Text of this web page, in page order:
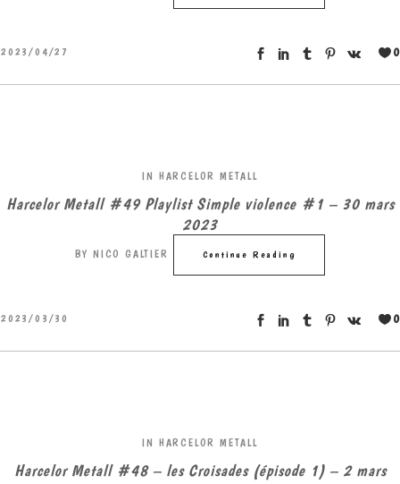
2023/04/27 0
IN HARCELOR METALL
Harcelor Metall #49 Playlist Simple violence #1 – 30 mars
2023
BY NICO GALTIER Continue Reading
2023/03/30 0
IN HARCELOR METALL
Harcelor Metall #48 – les Croisades (épisode 1) – 2 mars